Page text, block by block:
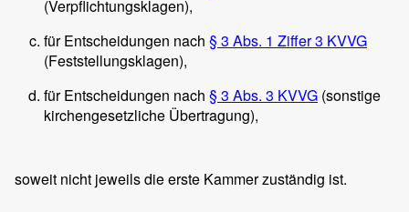
(Verpflichtungsklagen),
für Entscheidungen nach § 3 Abs. 1 Ziffer 3 KVVG
(Feststellungsklagen),
für Entscheidungen nach § 3 Abs. 3 KVVG (sonstige
kirchengesetzliche Übertragung),
soweit nicht jeweils die erste Kammer zuständig ist.